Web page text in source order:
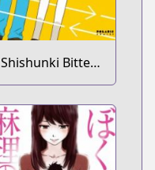
Shishunki Bitter
Change